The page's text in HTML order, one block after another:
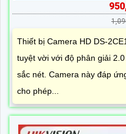
Thiết bị Camera HD DS-
tuyệt vời với độ phân giải
sắc nét. Camera này đáp
cho phép...